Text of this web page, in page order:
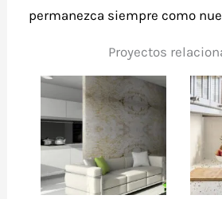
permanezca siempre como
Proyectos